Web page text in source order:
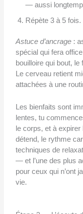
— aussi
Répète 3 à 5 fois.
Astuce d’ancrage:
spécial qui fera
bouilloire qui bout, le
Le cerveau retient
attachées à une
Les bienfaits sont
lentes, tu
le corps, et à
détend, le rythme
techniques de
— et l’une des plus
pour ceux qui n’ont
vie.